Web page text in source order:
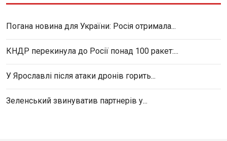
Погана новина для України: Росія отримала...
КНДР перекинула до Росії понад 100 ракет:...
У Ярославлі після атаки дронів горить...
Зеленський звинуватив партнерів у...